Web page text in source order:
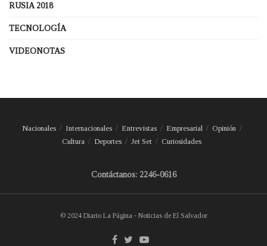
RUSIA 2018
TECNOLOGÍA
VIDEONOTAS
Nacionales Internacionales Entrevistas Empresarial
Opinión
Cultura
Deportes Jet Set Curiosidades
Contáctanos: 2246-0616
© 2024 Diario La Página - Noticias de El Salvador